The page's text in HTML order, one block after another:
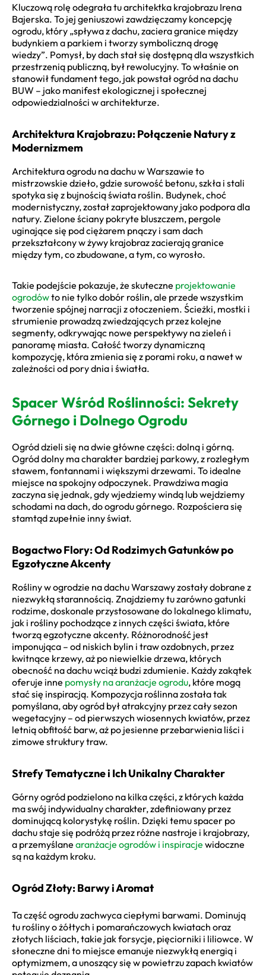
Kluczową rolę odegrała tu architektka krajobrazu Irena
Bajerska. To jej geniuszowi zawdzięczamy koncepcję
ogrodu, który „spływa z dachu, zaciera granice między
budynkiem a parkiem i tworzy symboliczną drogę
wiedzy”. Pomysł, by dach stał się dostępną dla wszystkich
przestrzenią publiczną, był rewolucyjny. To właśnie on
stanowił fundament tego, jak powstał ogród na dachu
BUW – jako manifest ekologicznej i społecznej
odpowiedzialności w architekturze.
Architektura Krajobrazu: Połączenie Natury z
Modernizmem
Architektura ogrodu na dachu w Warszawie to
mistrzowskie dzieło, gdzie surowość betonu, szkła i stali
spotyka się z bujnością świata roślin. Budynek, choć
modernistyczny, został zaprojektowany jako podpora dla
natury. Zielone ściany pokryte bluszczem, pergole
uginające się pod ciężarem pnączy i sam dach
przekształcony w żywy krajobraz zacierają granice
między tym, co zbudowane, a tym, co wyrosło.
Takie podejście pokazuje, że skuteczne projektowanie
ogrodówto nie tylko dobór roślin, ale przede wszystkim
tworzenie spójnej narracji z otoczeniem. Ścieżki, mostki i
strumienie prowadzą zwiedzających przez kolejne
segmenty, odkrywając nowe perspektywy na zieleń i
panoramę miasta. Całość tworzy dynamiczną
kompozycję, która zmienia się z porami roku, a nawet w
zależności od pory dnia i światła.
Spacer Wśród Roślinności: Sekrety
Górnego i Dolnego Ogrodu
Ogród dzieli się na dwie główne części: dolną i górną.
Ogród dolny ma charakter bardziej parkowy, z rozległym
stawem, fontannami i większymi drzewami. To idealne
miejsce na spokojny odpoczynek. Prawdziwa magia
zaczyna się jednak, gdy wjedziemy windą lub wejdziemy
schodami na dach, do ogrodu górnego. Rozpościera się
stamtąd zupełnie inny świat.
Bogactwo Flory: Od Rodzimych Gatunków po
Egzotyczne Akcenty
Rośliny w ogrodzie na dachu Warszawy zostały dobrane z
niezwykłą starannością. Znajdziemy tu zarówno gatunki
rodzime, doskonale przystosowane do lokalnego klimatu,
jak i rośliny pochodzące z innych części świata, które
tworzą egzotyczne akcenty. Różnorodność jest
imponująca – od niskich bylin i traw ozdobnych, przez
kwitnące krzewy, aż po niewielkie drzewa, których
obecność na dachu wciąż budzi zdumienie. Każdy zakątek
oferuje inne pomysły na aranżacje ogrodu, które mogą
stać się inspiracją. Kompozycja roślinna została tak
pomyślana, aby ogród był atrakcyjny przez cały sezon
wegetacyjny – od pierwszych wiosennych kwiatów, przez
letnią obfitość barw, aż po jesienne przebarwienia liści i
zimowe struktury traw.
Strefy Tematyczne i Ich Unikalny Charakter
Górny ogród podzielono na kilka części, z których każda
ma swój indywidualny charakter, zdefiniowany przez
dominującą kolorystykę roślin. Dzięki temu spacer po
dachu staje się podróżą przez różne nastroje i krajobrazy,
a przemyślane aranżacje ogrodów i inspiracje widoczne
są na każdym kroku.
Ogród Złoty: Barwy i Aromat
Ta część ogrodu zachwyca ciepłymi barwami. Dominują
tu rośliny o żółtych i pomarańczowych kwiatach oraz
złotych liściach, takie jak forsycje, pięciorniki i liliowce. W
słoneczne dni to miejsce emanuje niezwykłą energią i
optymizmem, a unoszący się w powietrzu zapach kwiatów